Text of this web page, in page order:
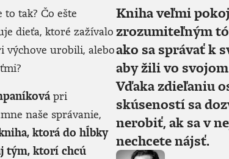
tak? Čo ešte
dieťa, ktoré zažívalo
výchove urobili, alebo
pri
naše správanie,
ktorá do hĺbky
tým, ktorí chcú
Kniha veľmi
zrozumiteľným
ako sa správať k
aby žili vo
Vďaka zdieľaniu
skúseností sa
nerobiť, ak sa v
nechcete nájsť.